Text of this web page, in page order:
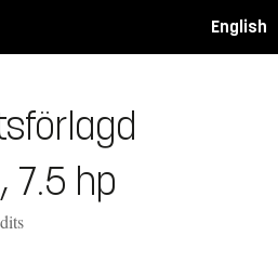
English
7.5 hp